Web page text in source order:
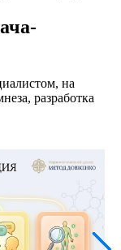
на
разработка